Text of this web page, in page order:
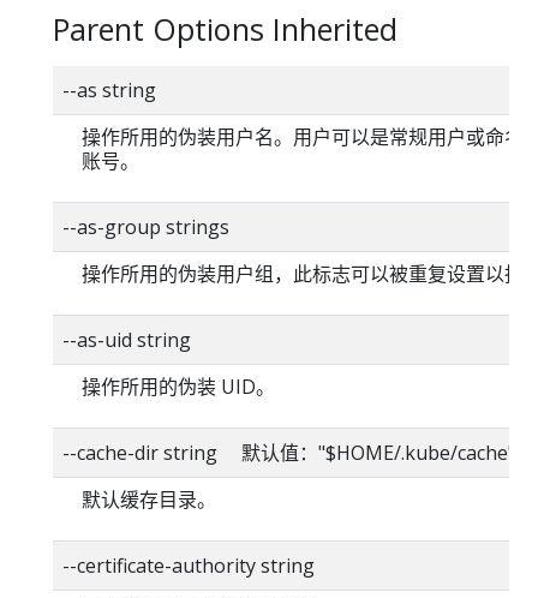
Parent Options Inherited
--as string
操作所用的伪装用户名。用户可以是常规用户或命名
账号。
--as-group strings
操作所用的伪装用户组，此标志可以被重复设置以指
--as-uid string
操作所用的伪装 UID。
--cache-dir string 默认值："$HOME/.kube/cache"
默认缓存目录。
--certificate-authority string